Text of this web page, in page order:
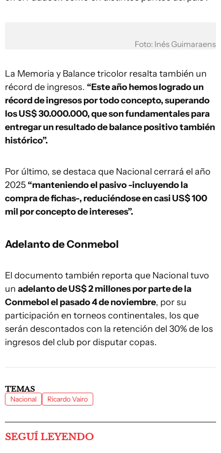
Foto: Inés Guimaraens
La Memoria y Balance tricolor resalta también un
récord de ingresos. “Este año hemos logrado un
récord de ingresos por todo concepto, superando
los US$ 30.000.000, que son fundamentales para
entregar un resultado de balance positivo también
histórico”.
Por último, se destaca que Nacional cerrará el año
2025 “manteniendo el pasivo -incluyendo la
compra de fichas-, reduciéndose en casi US$ 100
mil por concepto de intereses”.
Adelanto de Conmebol
El documento también reporta que Nacional tuvo
un adelanto de US$ 2 millones por parte de la
Conmebol el pasado 4 de noviembre, por su
participación en torneos continentales, los que
serán descontados con la retención del 30% de los
ingresos del club por disputar copas.
TEMAS
Nacional Ricardo Vairo
SEGUÍ LEYENDO